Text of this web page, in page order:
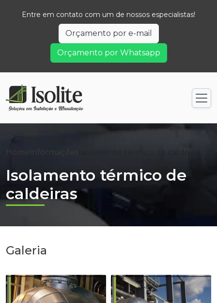
Entre em contato com um de nossos especialistas!
Orçamento por e-mail
Orçamento por Whatsapp
Home Informações
Isolamento térmico de
caldeiras
Galeria